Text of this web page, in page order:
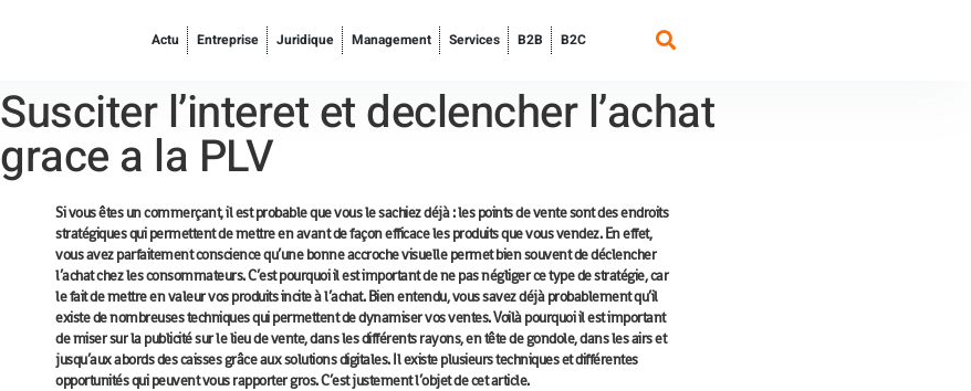
Actu Entreprise Juridique Management Services B2B B2C
Susciter l’interet et declencher l’achat
grace a la PLV
Si vous êtes un commerçant, il est probable que vous le sachiez déjà : les points de vente sont des endroits
stratégiques qui permettent de mettre en avant de façon efficace les produits que vous vendez. En effet,
vous avez parfaitement conscience qu’une bonne accroche visuelle permet bien souvent dedéclencher
l’achat chez les consommateurs. C’est pourquoi il est important de ne pas négliger ce type de stratégie, car
le fait de mettre en valeur vos produits incite à l’achat. Bien entendu, vous savez déjà probablement qu’il
existe de nombreuses techniques qui permettent de dynamiser vos ventes. Voilà pourquoi il est important
de miser sur la publicité sur le lieu de vente, dans les différents rayons, en tête de gondole, dans les airs et
jusqu’aux abords des caisses grâce aux solutions digitales. Il existe plusieurs techniques et différentes
opportunités qui peuvent vous rapporter gros. C’est justement l’objet de cet article.